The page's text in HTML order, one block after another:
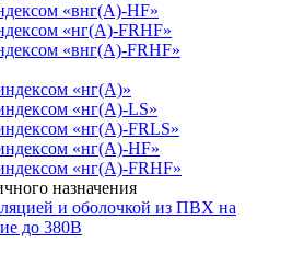
«внг(А)-HF»
«нг(А)-FRHF»
«внг(А)-FRHF»
«нг(А)»
«нг(А)-LS»
«нг(А)-FRLS»
«нг(А)-HF»
«нг(А)-FRHF»
назначения
и оболочкой из ПВХ на
до 380В